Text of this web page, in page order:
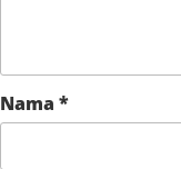
Nama *